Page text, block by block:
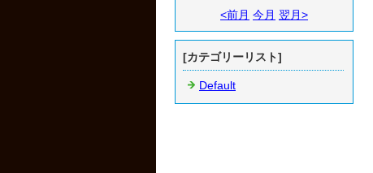
<前月 今月 翌月>
[カテゴリーリスト]
Default